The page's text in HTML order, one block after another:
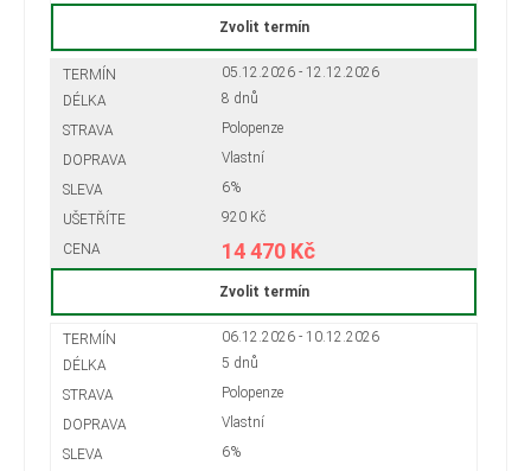
Zvolit termín
05.12.2026 - 12.12.2026
8 dnů
Polopenze
Vlastní
6%
920 Kč
14 470 Kč
Zvolit termín
06.12.2026 - 10.12.2026
5 dnů
Polopenze
Vlastní
6%